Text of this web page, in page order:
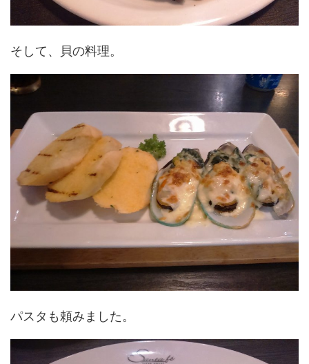
そして、貝の料理。
パスタも頼みました。